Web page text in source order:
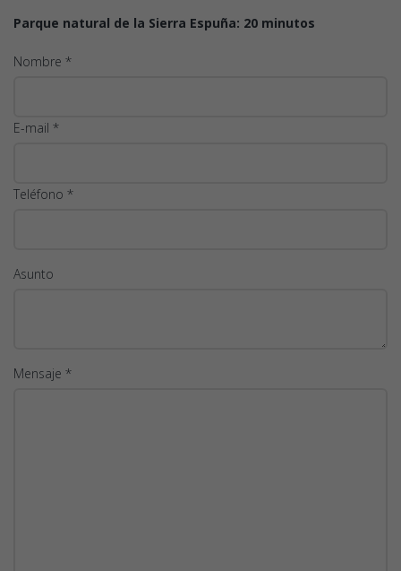
Parque natural de la Sierra Espuña: 20 minutos
Nombre *
E-mail *
Teléfono *
Asunto
Mensaje *